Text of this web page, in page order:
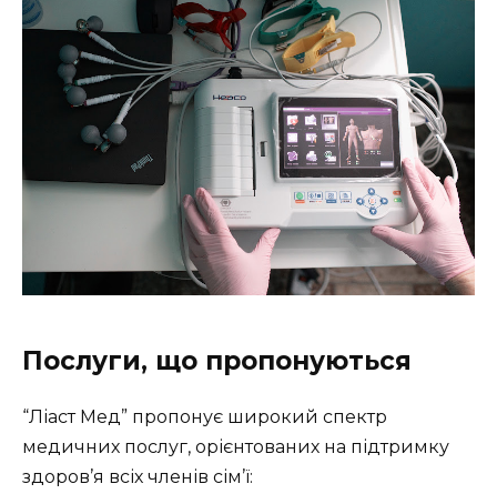
Послуги, що пропонуються
“Ліаст Мед” пропонує широкий спектр
медичних послуг, орієнтованих на підтримку
здоров’я всіх членів сім’ї: